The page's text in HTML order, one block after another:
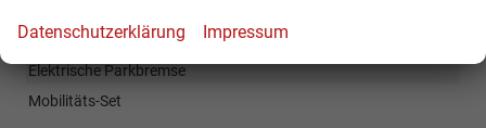
Indirekte Reifendruckkontrolle
Elektrische Parkbremse
Mobilitäts-Set
Datenschutzerklärung Impressum